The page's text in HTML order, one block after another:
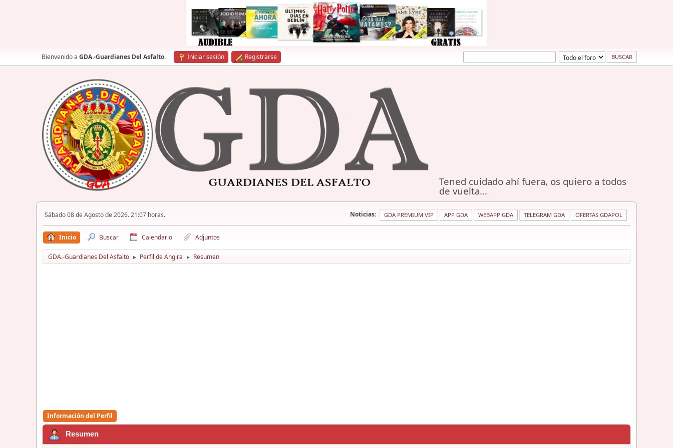
Bienvenido a GDA.-Guardianes Del Asfalto. Iniciar sesión Registrarse
Tened cuidado ahí fuera, os quiero a todos
de vuelta...
Sábado 08 de Agosto de 2026. 21:07 horas. Noticias: GDA PREMIUM VIP APP GDA WEBAPP GDA TELEGRAM GDA OFERTAS GDAPOL
Inicio Buscar Calendario Adjuntos
GDA.-Guardianes Del Asfalto ► Perfil de Angira ► Resumen
Información del Perfil
Resumen